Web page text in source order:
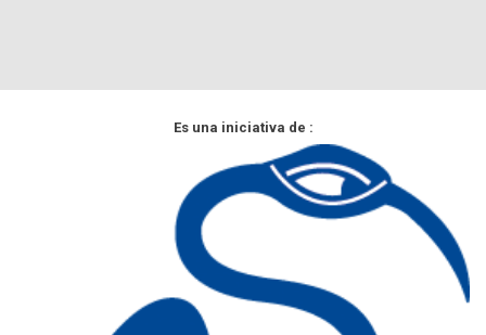
Es una iniciativa de :